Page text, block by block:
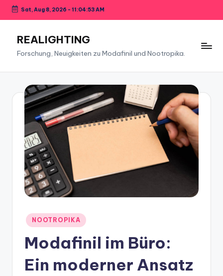
Skip
content
Sat, Aug 8, 2026 - 11:04:54 AM
REALIGHTING
Forschung, Neuigkeiten zu Modafinil und Nootropika.
Posted
in
NOOTROPIKA
Modafinil im Büro:
Ein moderner Ansatz